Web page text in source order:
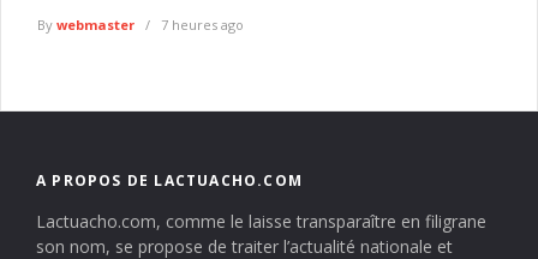
By webmaster 7 heures ago
A PROPOS DE LACTUACHO.COM
Lactuacho.com, comme le laisse transparaître en filigrane
son nom, se propose de traiter l’actualité nationale et